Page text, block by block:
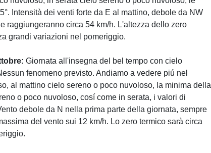
Intensità dei venti forte da E al mattino, debole da NW
raggiungeranno circa 54 km/h. L'altezza dello zero
grandi variazioni nel pomeriggio.
Giornata all'insegna del bel tempo con cielo
fenomeno previsto. Andiamo a vedere piú nel
al mattino cielo sereno o poco nuvoloso, la minima della
o poco nuvoloso, cosí come in serata, i valori di
debole da N nella prima parte della giornata, sempre
del vento sui 12 km/h. Lo zero termico sarà circa